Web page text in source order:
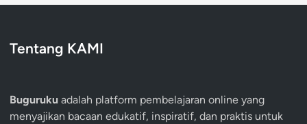
Tentang KAMI
Buguruku adalah platform pembelajaran online yang
menyajikan bacaan edukatif, inspiratif, dan praktis untuk